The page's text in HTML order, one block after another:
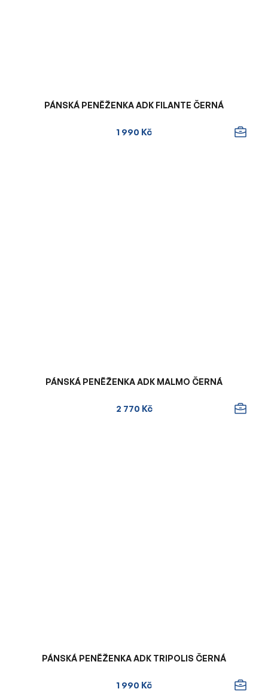
PÁNSKÁ PENĚŽENKA ADK FILANTE ČERNÁ
1 990 Kč
PÁNSKÁ PENĚŽENKA ADK MALMO ČERNÁ
2 770 Kč
PÁNSKÁ PENĚŽENKA ADK TRIPOLIS ČERNÁ
1 990 Kč